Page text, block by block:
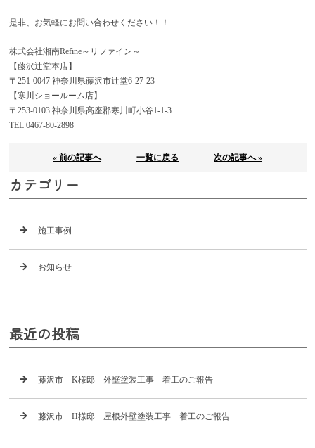
是非、お気軽にお問い合わせください！！
株式会社湘南Refine～リファイン～
【藤沢辻堂本店】
〒251-0047 神奈川県藤沢市辻堂6-27-23
【寒川ショールーム店】
〒253-0103 神奈川県高座郡寒川町小谷1-1-3
TEL 0467-80-2898
« 前の記事へ 一覧に戻る 次の記事へ »
カテゴリー
施工事例
お知らせ
最近の投稿
藤沢市 K様邸 外壁塗装工事 着工のご報告
藤沢市 H様邸 屋根外壁塗装工事 着工のご報告